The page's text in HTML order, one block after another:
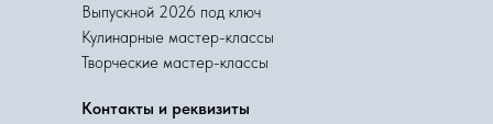
Выпускной 2026 под ключ
Творческие мастер-классы
Кулинарные мастер-классы
Контакты и реквизиты